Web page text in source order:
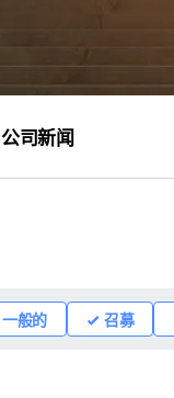
公司新闻
一般的 召募